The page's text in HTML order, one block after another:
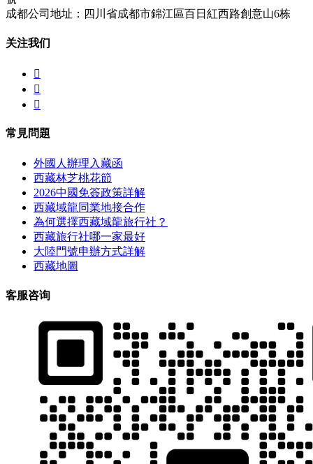
成都公司地址：四川省成都市錦江區百日紅西路創意山6栋
关注我们



常見問題
外國人辦理入藏函
西藏林芝桃花節
2026中國免簽政策詳解
西藏域龍同業地接合作
為何選擇西藏域龍旅行社？
西藏旅行社哪一家最好
大陸門號申辦方式詳解
西藏地圖
客服咨询